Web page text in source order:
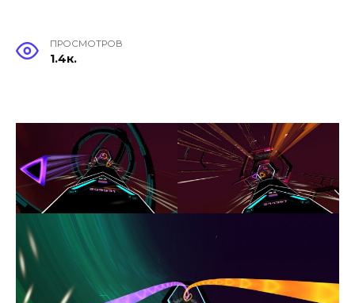
ПРОСМОТРОВ
1.4к.